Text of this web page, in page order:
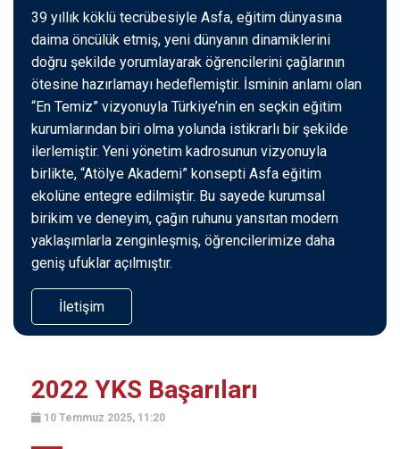
39 yıllık köklü tecrübesiyle Asfa, eğitim dünyasına
daima öncülük etmiş, yeni dünyanın dinamiklerini
doğru şekilde yorumlayarak öğrencilerini çağlarının
ötesine hazırlamayı hedeflemiştir. İsminin anlamı olan
“En Temiz” vizyonuyla Türkiye’nin en seçkin eğitim
kurumlarından biri olma yolunda istikrarlı bir şekilde
ilerlemiştir. Yeni yönetim kadrosunun vizyonuyla
birlikte, “Atölye Akademi” konsepti Asfa eğitim
ekolüne entegre edilmiştir. Bu sayede kurumsal
birikim ve deneyim, çağın ruhunu yansıtan modern
yaklaşımlarla zenginleşmiş, öğrencilerimize daha
geniş ufuklar açılmıştır.
İletişim
2022 YKS Başarıları
10 Temmuz 2025, 11:20